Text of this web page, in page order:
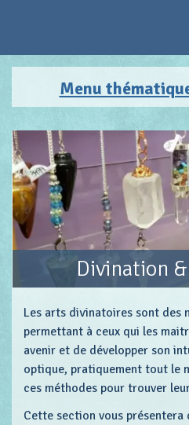
Menu
Divination
Les arts divinatoires sont des
permettant à ceux qui les
avenir et de développer son
optique, pratiquement tout le
ces méthodes pour trouver
Cette section vous présentera